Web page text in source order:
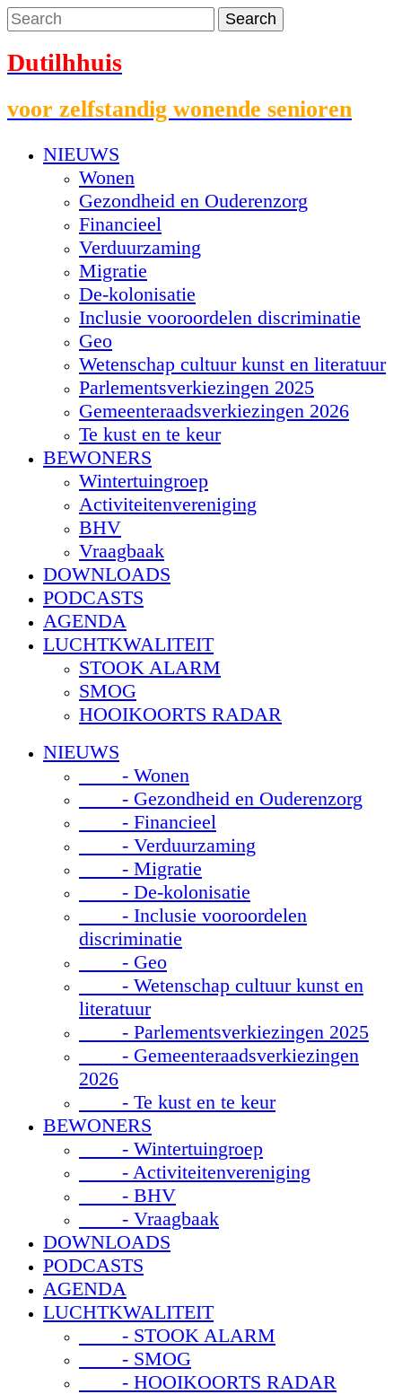
Dutilhhuis
voor zelfstandig wonende senioren
NIEUWS
Wonen
Gezondheid en Ouderenzorg
Financieel
Verduurzaming
Migratie
De-kolonisatie
Inclusie vooroordelen discriminatie
Geo
Wetenschap cultuur kunst en literatuur
Parlementsverkiezingen 2025
Gemeenteraadsverkiezingen 2026
Te kust en te keur
BEWONERS
Wintertuingroep
Activiteitenvereniging
BHV
Vraagbaak
DOWNLOADS
PODCASTS
AGENDA
LUCHTKWALITEIT
STOOK ALARM
SMOG
HOOIKOORTS RADAR
NIEUWS
- Wonen
- Gezondheid en Ouderenzorg
- Financieel
- Verduurzaming
- Migratie
- De-kolonisatie
- Inclusie vooroordelen
discriminatie
- Geo
- Wetenschap cultuur kunst en
literatuur
- Parlementsverkiezingen 2025
- Gemeenteraadsverkiezingen
2026
- Te kust en te keur
BEWONERS
- Wintertuingroep
- Activiteitenvereniging
- BHV
- Vraagbaak
DOWNLOADS
PODCASTS
AGENDA
LUCHTKWALITEIT
- STOOK ALARM
- SMOG
- HOOIKOORTS RADAR